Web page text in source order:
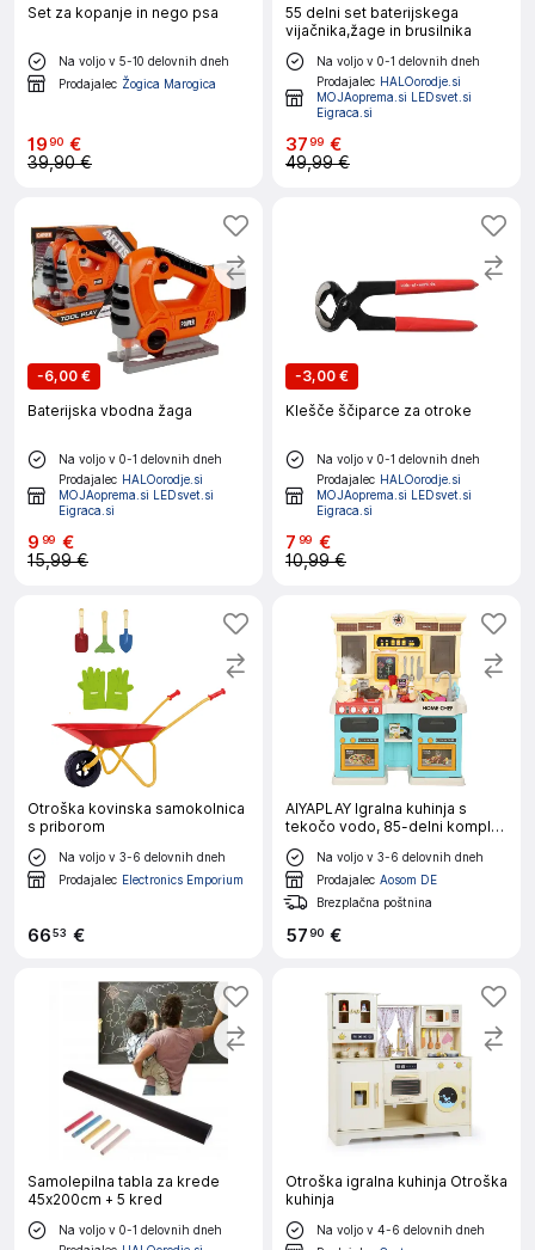
Set za kopanje in nego psa
Na voljo v 5-10 delovnih dneh
Prodajalec Žogica Marogica
1990 €
39,90 €
55 delni set baterijskega
vijačnika,žage in brusilnika
Na voljo v 0-1 delovnih dneh
Prodajalec HALOorodje.si
MOJAoprema.si LEDsvet.si
Eigraca.si
3799 €
49,99 €
-6,00 €
Baterijska vbodna žaga
Na voljo v 0-1 delovnih dneh
Prodajalec HALOorodje.si
MOJAoprema.si LEDsvet.si
Eigraca.si
9 99 €
15,99 €
-3,00 €
Klešče ščiparce za otroke
Na voljo v 0-1 delovnih dneh
Prodajalec HALOorodje.si
MOJAoprema.si LEDsvet.si
Eigraca.si
7 99 €
10,99 €
Otroška kovinska samokolnica
s priborom
Na voljo v 3-6 delovnih dneh
Prodajalec Electronics Emporium
6653 €
AIYAPLAY Igralna kuhinja s
tekočo vodo, 85-delni komplet
dodatkov, električna pipa
Na voljo v 3-6 delovnih dneh
Prodajalec Aosom DE
Brezplačna poštnina
5790 €
Samolepilna tabla za krede
45x200cm + 5 kred
Na voljo v 0-1 delovnih dneh
Otroška igralna kuhinja Otroška
kuhinja
Na voljo v 4-6 delovnih dneh